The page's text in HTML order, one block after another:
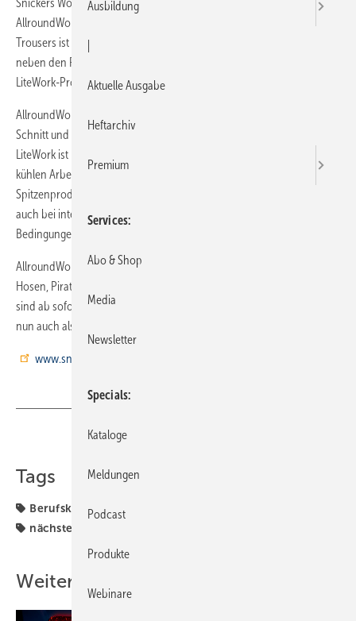
Snickers Workwear fügt zwei Familien zum NGT-Konzept hinzu:
AllroundWork und LiteWork. Jede Produktfamilie der Next Generation
Trousers ist für spezielle Arbeiten konzipiert. Das Prinzip bringt nun
neben den RuffWork- und FlexiWork-Hosen die AllroundWork- und
LiteWork-Produkte auf den Markt.
AllroundWork bietet moderne Arbeitskleidung mit einem modischen
Schnitt und robustem Komfort mit fortschrittlicher Funktionalität.
LiteWork ist leichte und schnell trocknende Arbeitskleidung, die
kühlen Arbeitskomfort sicherstellt. Das hochmoderne Design und die
Spitzenprodukte mit der revolutionären 37.5-Technologie sorgen
auch bei intensiver Arbeitsbelastung und unter warmen klimatischen
Bedingungen für eine gute Belüftung.
AllroundWork umfasst eine Hosenkollektion und LiteWork bietet
Hosen, Piratenhosen und Shorts. Die beiden neuen Produktfamilien
sind ab sofort verfügbar, außerdem gibt es RuffWork und FlexiWork
nun auch als Shorts.
www.snickersworkwear.de
Teilen
Tags
Berufskleidung
nächste
Weitere Inhalte
Ausbildung
Aktuelle Ausgabe
Heftarchiv
Premium
Services
Abo & Shop
Media
Newsletter
Specials
Kataloge
Meldungen
Podcast
Produkte
Webinare